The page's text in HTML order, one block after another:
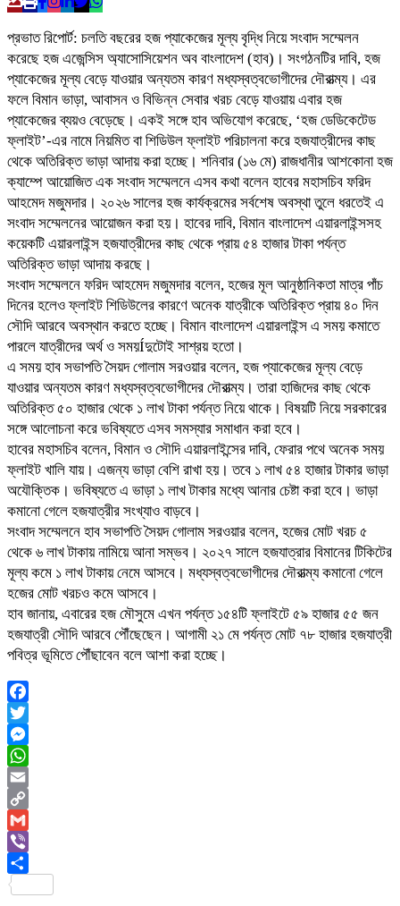
প্রভাত রিপোর্ট: চলতি বছরের হজ প্যাকেজের মূল্য বৃদ্ধি নিয়ে সংবাদ সম্মেলন
করেছে হজ এজেন্সিস অ্যাসোসিয়েশন অব বাংলাদেশ (হাব)। সংগঠনটির দাবি, হজ
প্যাকেজের মূল্য বেড়ে যাওয়ার অন্যতম কারণ মধ্যস্বত্বভোগীদের দৌরাত্ম্য। এর
ফলে বিমান ভাড়া, আবাসন ও বিভিন্ন সেবার খরচ বেড়ে যাওয়ায় এবার হজ
প্যাকেজের ব্যয়ও বেড়েছে। একই সঙ্গে হাব অভিযোগ করেছে, ‘হজ ডেডিকেটেড
ফ্লাইট’-এর নামে নিয়মিত বা শিডিউল ফ্লাইট পরিচালনা করে হজযাত্রীদের কাছ
থেকে অতিরিক্ত ভাড়া আদায় করা হচ্ছে। শনিবার (১৬ মে) রাজধানীর আশকোনা হজ
ক্যাম্পে আয়োজিত এক সংবাদ সম্মেলনে এসব কথা বলেন হাবের মহাসচিব ফরিদ
আহমেদ মজুমদার। ২০২৬ সালের হজ কার্যক্রমের সর্বশেষ অবস্থা তুলে ধরতেই এ
সংবাদ সম্মেলনের আয়োজন করা হয়। হাবের দাবি, বিমান বাংলাদেশ এয়ারলাইন্সসহ
কয়েকটি এয়ারলাইন্স হজযাত্রীদের কাছ থেকে প্রায় ৫৪ হাজার টাকা পর্যন্ত
অতিরিক্ত ভাড়া আদায় করছে।
সংবাদ সম্মেলনে ফরিদ আহমেদ মজুমদার বলেন, হজের মূল আনুষ্ঠানিকতা মাত্র পাঁচ
দিনের হলেও ফ্লাইট শিডিউলের কারণে অনেক যাত্রীকে অতিরিক্ত প্রায় ৪০ দিন
সৌদি আরবে অবস্থান করতে হচ্ছে। বিমান বাংলাদেশ এয়ারলাইন্স এ সময় কমাতে
পারলে যাত্রীদের অর্থ ও সময়Íদুটোই সাশ্রয় হতো।
এ সময় হাব সভাপতি সৈয়দ গোলাম সরওয়ার বলেন, হজ প্যাকেজের মূল্য বেড়ে
যাওয়ার অন্যতম কারণ মধ্যস্বত্বভোগীদের দৌরাত্ম্য। তারা হাজিদের কাছ থেকে
অতিরিক্ত ৫০ হাজার থেকে ১ লাখ টাকা পর্যন্ত নিয়ে থাকে। বিষয়টি নিয়ে সরকারের
সঙ্গে আলোচনা করে ভবিষ্যতে এসব সমস্যার সমাধান করা হবে।
হাবের মহাসচিব বলেন, বিমান ও সৌদি এয়ারলাইন্সের দাবি, ফেরার পথে অনেক সময়
ফ্লাইট খালি যায়। এজন্য ভাড়া বেশি রাখা হয়। তবে ১ লাখ ৫৪ হাজার টাকার ভাড়া
অযৌক্তিক। ভবিষ্যতে এ ভাড়া ১ লাখ টাকার মধ্যে আনার চেষ্টা করা হবে। ভাড়া
কমানো গেলে হজযাত্রীর সংখ্যাও বাড়বে।
সংবাদ সম্মেলনে হাব সভাপতি সৈয়দ গোলাম সরওয়ার বলেন, হজের মোট খরচ ৫
থেকে ৬ লাখ টাকায় নামিয়ে আনা সম্ভব। ২০২৭ সালে হজযাত্রার বিমানের টিকিটের
মূল্য কমে ১ লাখ টাকায় নেমে আসবে। মধ্যস্বত্বভোগীদের দৌরাত্ম্য কমানো গেলে
হজের মোট খরচও কমে আসবে।
হাব জানায়, এবারের হজ মৌসুমে এখন পর্যন্ত ১৫৪টি ফ্লাইটে ৫৯ হাজার ৫৫ জন
হজযাত্রী সৌদি আরবে পৌঁছেছেন। আগামী ২১ মে পর্যন্ত মোট ৭৮ হাজার হজযাত্রী
পবিত্র ভূমিতে পৌঁছাবেন বলে আশা করা হচ্ছে।
Facebook
Twitter
Messenger
WhatsApp
Email
Copy
Link
Gmail
Viber